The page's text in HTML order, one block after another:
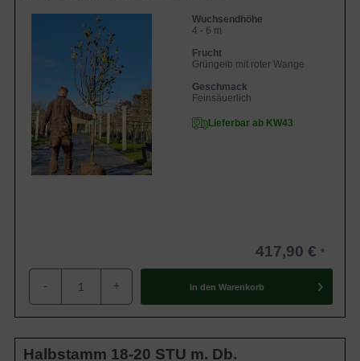
Wuchsendhöhe
4 - 6 m
Frucht
Grüngelb mit roter Wange
Geschmack
Feinsäuerlich
Lieferbar ab KW43
417,90 €
- + In den Warenkorb
Halbstamm 18-20 STU m. Db.